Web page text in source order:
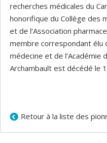
recherches médicales du
honorifique du Collège des
et de l’Association
membre correspondant élu
médecine et de l’Académie
Archambault est décédé le
Retour à la liste des